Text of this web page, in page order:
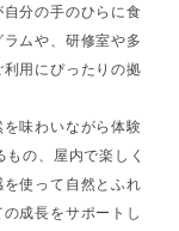
分の手のひらに食
ムや、研修室や多
用にぴったりの拠
味わいながら体験
の、屋内で楽しく
使って自然とふれ
成長をサポートし